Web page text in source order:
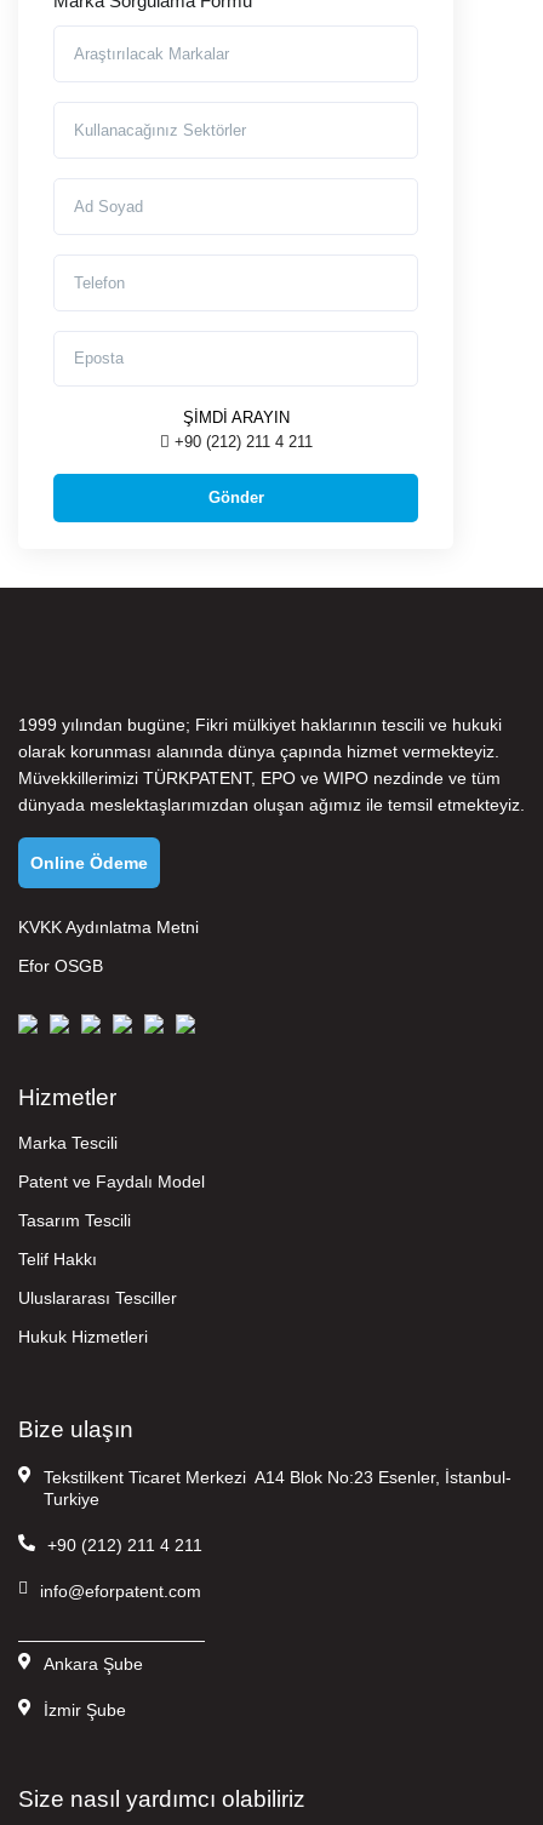
ŞİMDİ ARAYIN
+90 (212) 211 4 211
1999 yılından bugüne; Fikri mülkiyet haklarının tescili ve hukuki
olarak korunması alanında dünya çapında hizmet vermekteyiz.
Müvekkillerimizi TÜRKPATENT, EPO ve WIPO nezdinde ve tüm
dünyada meslektaşlarımızdan oluşan ağımız ile temsil etmekteyiz.
Online Ödeme
KVKK Aydınlatma Metni
Efor OSGB
Hizmetler
Marka Tescili
Patent ve Faydalı Model
Tasarım Tescili
Telif Hakkı
Uluslararası Tesciller
Hukuk Hizmetleri
Bize ulaşın
Tekstilkent Ticaret Merkezi A14 Blok No:23 Esenler, İstanbul-
Turkiye
+90 (212) 211 4 211
info@eforpatent.com
———————————
Ankara Şube
İzmir Şube
Size nasıl yardımcı olabiliriz